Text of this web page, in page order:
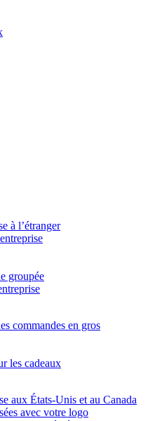
à l’étranger
groupée
commandes en gros
les cadeaux
aux États-Unis et au Canada
avec votre logo